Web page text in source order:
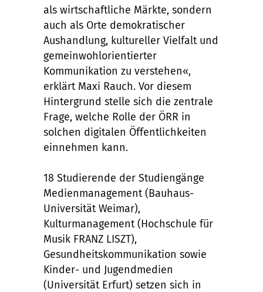
als wirtschaftliche Märkte, sondern
auch als Orte demokratischer
Aushandlung, kultureller Vielfalt und
gemeinwohlorientierter
Kommunikation zu verstehen«,
erklärt Maxi Rauch. Vor diesem
Hintergrund stelle sich die zentrale
Frage, welche Rolle der ÖRR in
solchen digitalen Öffentlichkeiten
einnehmen kann.
18 Studierende der Studiengänge
Medienmanagement (Bauhaus-
Universität Weimar),
Kulturmanagement (Hochschule für
Musik FRANZ LISZT),
Gesundheitskommunikation sowie
Kinder- und Jugendmedien
(Universität Erfurt) setzen sich in